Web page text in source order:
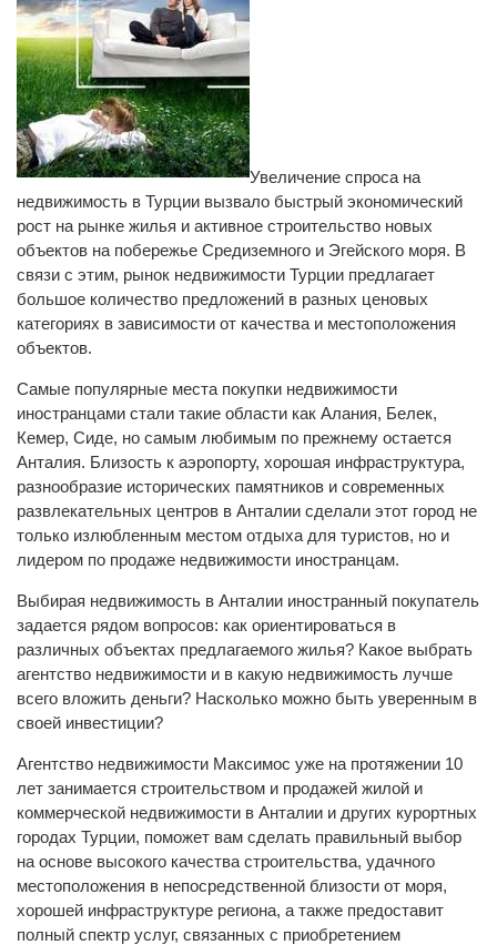
Увеличение спроса на
недвижимость в Турции вызвало быстрый экономический
рост на рынке жилья и активное строительство новых
объектов на побережье Средиземного и Эгейского моря. В
связи с этим, рынок недвижимости Турции предлагает
большое количество предложений в разных ценовых
категориях в зависимости от качества и местоположения
объектов.
Самые популярные места покупки недвижимости
иностранцами стали такие области как Алания, Белек,
Кемер, Сиде, но самым любимым по прежнему остается
Анталия. Близость к аэропорту, хорошая инфраструктура,
разнообразие исторических памятников и современных
развлекательных центров в Анталии сделали этот город не
только излюбленным местом отдыха для туристов, но и
лидером по продаже недвижимости иностранцам.
Выбирая недвижимость в Анталии иностранный покупатель
задается рядом вопросов: как ориентироваться в
различных объектах предлагаемого жилья? Какое выбрать
агентство недвижимости и в какую недвижимость лучше
всего вложить деньги? Насколько можно быть уверенным в
своей инвестиции?
Агентство недвижимости Максимос уже на протяжении 10
лет занимается строительством и продажей жилой и
коммерческой недвижимости в Анталии и других курортных
городах Турции, поможет вам сделать правильный выбор
на основе высокого качества строительства, удачного
местоположения в непосредственной близости от моря,
хорошей инфраструктуре региона, а также предоставит
полный спектр услуг, связанных с приобретением